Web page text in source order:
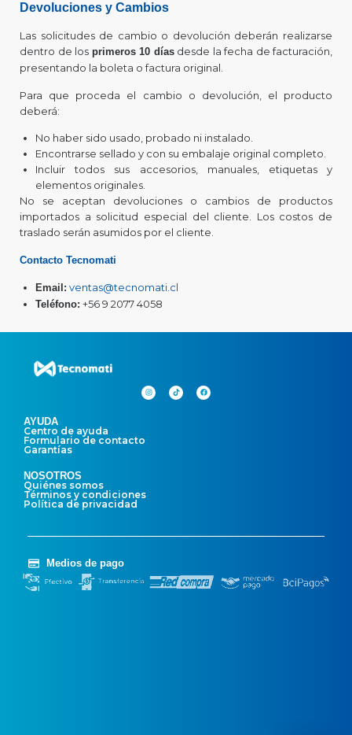
Devoluciones y Cambios
Las solicitudes de cambio o devolución deberán realizarse
dentro de los primeros 10 díasdesde la fecha de facturación,
presentando la boleta o factura original.
Para que proceda el cambio o devolución, el producto
deberá:
No haber sido usado, probado ni instalado.
Encontrarse sellado y con su embalaje original completo.
Incluir todos sus accesorios, manuales, etiquetas y
elementos originales.
No se aceptan devoluciones o cambios de productos
importados a solicitud especial del cliente. Los costos de
traslado serán asumidos por el cliente.
Contacto Tecnomati
Email: ventas@tecnomati.cl
Teléfono: +56 9 2077 4058
AYUDA
Centro de ayuda
Formulario de contacto
Garantías
NOSOTROS
Quiénes somos
Términos y condiciones
Política de privacidad
Medios de pago